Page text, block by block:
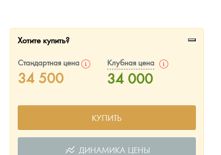
Наборы подарочных и коллекционных монет
Монеты и жетоны из недрагоценных металлов
Хотите купить?
Стандартная цена
34 500
Клубная цена
34 000
КУПИТЬ
ДИНАМИКА ЦЕНЫ